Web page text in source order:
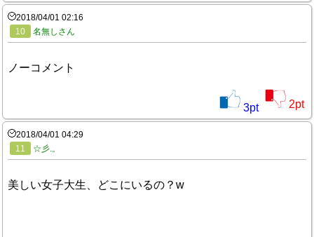
2018/04/01 02:16
10
名無しさん
ノーコメント
3pt 2pt
2018/04/01 04:29
11
☆彡.。
美しい女子大生、どこにいるの？w